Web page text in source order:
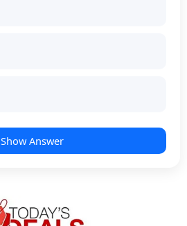
Show Answer